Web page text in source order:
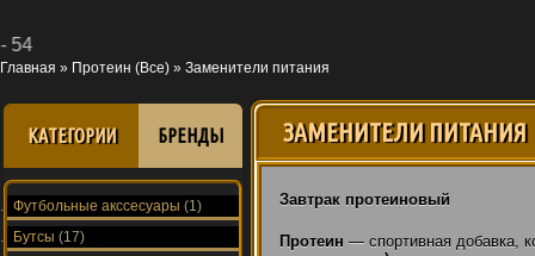
Главная » Протеин (Все) » Заменители питания
КАТЕГОРИИ БРЕНДЫ
Футбольные акссесуары (1)
Бутсы (17)
ЗАМЕНИТЕЛИ ПИТАНИЯ
Завтрак протеиновый
Протеин — спортивная добавка,